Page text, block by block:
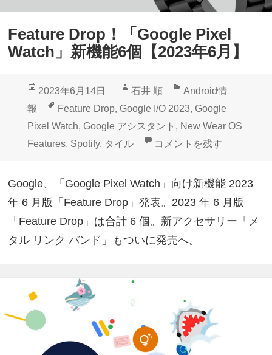
Feature Drop！「Google Pixel
Watch」新機能6個【2023年6月】
投
日:
2023年6月14日
作
成
者
石井 順
カ
テ
ゴ
リ
Android情
報
タ
グ
Feature Drop, Google I/O 2023, Google
Pixel Watch, Google アシスタント , New Wear OS
Features, Spotify, タイル Feature Drop！「Google
コメントを残す
Google、「Google Pixel Watch」向け新機能 2023
年 6 月版「Feature Drop」発表。2023 年 6 月版
「Feature Drop」は合計 6 個。新アクセサリー「メ
タル リンク バンド」もついに発売へ。